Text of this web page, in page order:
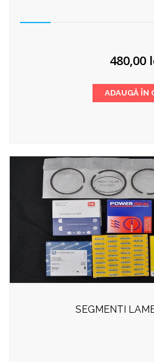
480,00
ADAUGĂ ÎN
SEGMENTI